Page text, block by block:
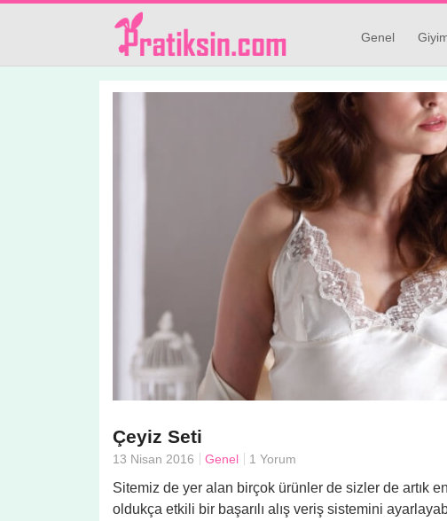
Genel
Çeyiz Seti
13 Nisan 2016 Genel 1 Yorum
Sitemiz de yer alan birçok ürünler de sizler de artık
oldukça etkili bir başarılı alış veriş sistemini